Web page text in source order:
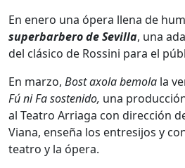
En enero una ópera llena de
superbarbero de Sevilla, una
del clásico de Rossini para el
En marzo, Bost axola bemola la
Fú ni Fa sostenido, una
al Teatro Arriaga con dirección
Viana, enseña los entresijos y
teatro y la ópera.